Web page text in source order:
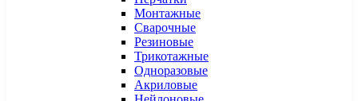
Монтажные
Сварочные
Резиновые
Трикотажные
Одноразовые
Акриловые